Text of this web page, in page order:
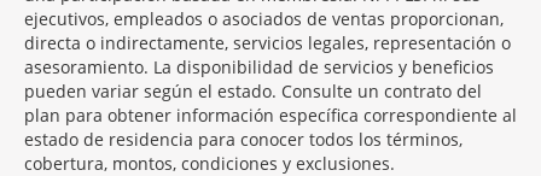
ejecutivos, empleados o asociados de ventas proporcionan,
directa o indirectamente, servicios legales, representación o
asesoramiento. La disponibilidad de servicios y beneficios
pueden variar según el estado. Consulte un contrato del
plan para obtener información específica correspondiente al
estado de residencia para conocer todos los términos,
cobertura, montos, condiciones y exclusiones.